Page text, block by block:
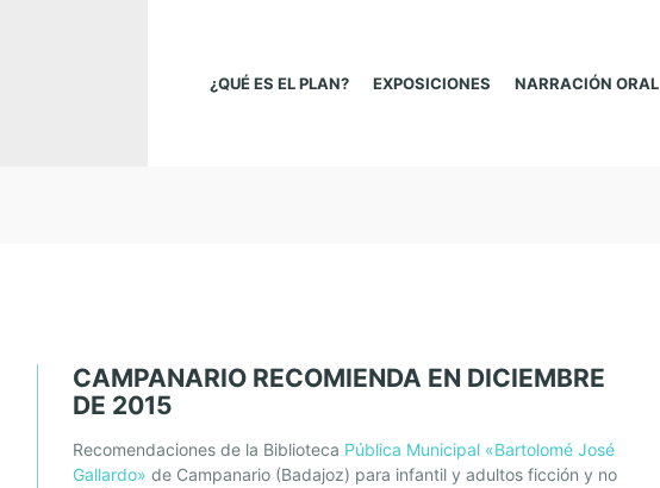
¿QUÉ ES EL PLAN? EXPOSICIONES NARRACIÓN ORAL
CAMPANARIO RECOMIENDA EN DICIEMBRE
DE 2015
Recomendaciones de la Biblioteca Pública Municipal «Bartolomé José
Gallardo» de Campanario (Badajoz) para infantil y adultos ficción y no